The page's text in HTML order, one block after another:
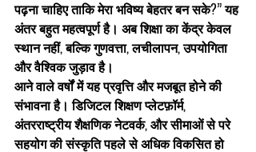
पढ़ना चाहिए ताकि मेरा भविष्य बेहतर बन सके?” यह
अंतर बहुत महत्वपूर्ण है। अब शिक्षा का केंद्र केवल
स्थान नहीं, बल्कि गुणवत्ता, लचीलापन, उपयोगिता
और वैश्विक जुड़ाव है।
आने वाले वर्षों में यह प्रवृत्ति और मजबूत होने की
संभावना है। डिजिटल शिक्षण प्लेटफ़ॉर्म,
अंतरराष्ट्रीय शैक्षणिक नेटवर्क, और सीमाओं से परे
सहयोग की संस्कृति पहले से अधिक विकसित हो